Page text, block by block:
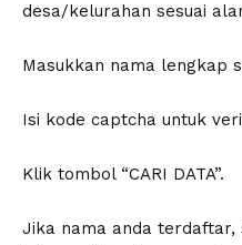
desa/kelurahan sesuai
Masukkan nama lengkap
Isi kode captcha untuk
Klik tombol “CARI DATA”.
Jika nama anda